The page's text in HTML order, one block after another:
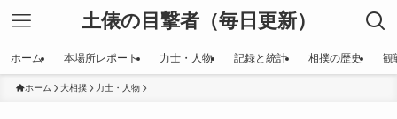
土俵の目撃者（毎日更新）
ホーム 本場所レポート 力士・人物 記録と統計 相撲の歴史 観
ホーム 大相撲 力士・人物